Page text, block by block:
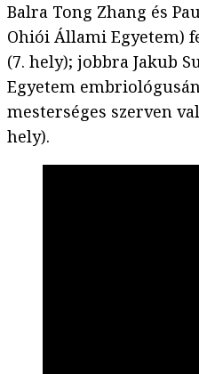
Balra Tong Zhang és
Ohiói Állami Egyetem)
(7. hely); jobbra Jakub
Egyetem
mesterséges szerven
hely).